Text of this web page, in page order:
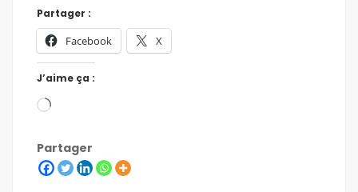
Partager :
Facebook X
J’aime ça :
Partager